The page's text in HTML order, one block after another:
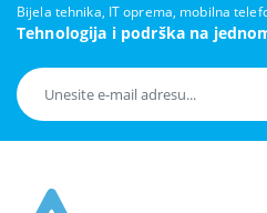
Bijela tehnika, IT oprema, mobilna
Tehnologija i podrška na